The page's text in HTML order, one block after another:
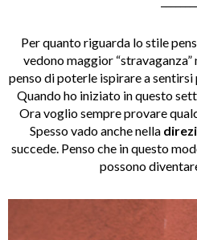
Per quanto riguarda lo stile
vedono maggior
penso di poterle ispirare a sentirsi
Quando ho iniziato in questo
Ora voglio sempre provare
Spesso vado anche nella
succede. Penso che in questo
possono